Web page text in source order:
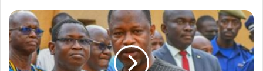
L
e
p
r
i
M
o
n
t
é